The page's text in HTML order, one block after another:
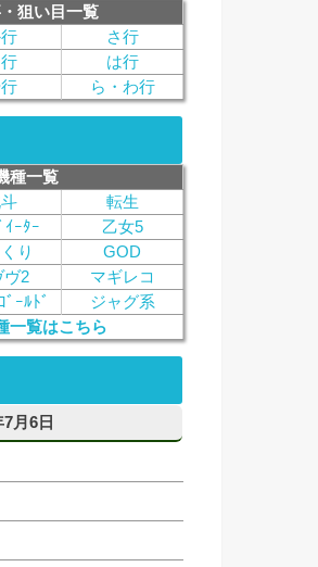
狙い目一覧
さ行
は行
ら・わ行
種一覧
転生
ｲｰﾀｰ
乙女5
り
GOD
ヴ2
マギレコ
ﾞｰﾙﾄﾞ
ジャグ系
一覧はこちら
月6日